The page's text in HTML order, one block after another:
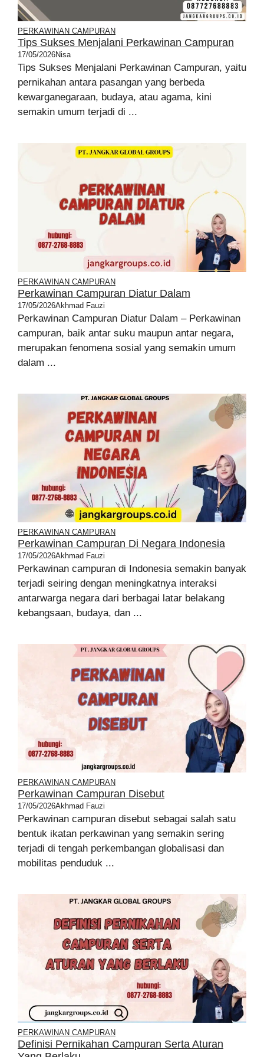
PERKAWINAN CAMPURAN
Tips Sukses Menjalani Perkawinan Campuran
17/05/2026Nisa
Tips Sukses Menjalani Perkawinan Campuran, yaitu
pernikahan antara pasangan yang berbeda
kewarganegaraan, budaya, atau agama, kini
semakin umum terjadi di ...
PERKAWINAN CAMPURAN
Perkawinan Campuran Diatur Dalam
17/05/2026Akhmad Fauzi
Perkawinan Campuran Diatur Dalam – Perkawinan
campuran, baik antar suku maupun antar negara,
merupakan fenomena sosial yang semakin umum
dalam ...
PERKAWINAN CAMPURAN
Perkawinan Campuran Di Negara Indonesia
17/05/2026Akhmad Fauzi
Perkawinan campuran di Indonesia semakin banyak
terjadi seiring dengan meningkatnya interaksi
antarwarga negara dari berbagai latar belakang
kebangsaan, budaya, dan ...
PERKAWINAN CAMPURAN
Perkawinan Campuran Disebut
17/05/2026Akhmad Fauzi
Perkawinan campuran disebut sebagai salah satu
bentuk ikatan perkawinan yang semakin sering
terjadi di tengah perkembangan globalisasi dan
mobilitas penduduk ...
PERKAWINAN CAMPURAN
Definisi Pernikahan Campuran Serta Aturan